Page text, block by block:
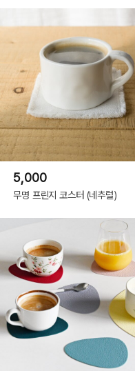
5,000
무명 프린지 코스터 (네추럴)